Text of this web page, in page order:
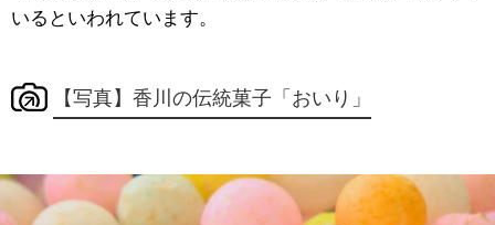
いるといわれています。
【写真】香川の伝統菓子「おいり」